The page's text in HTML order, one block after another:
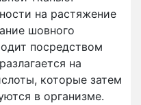
на растяжение
шовного
посредством
на
которые затем
в организме.